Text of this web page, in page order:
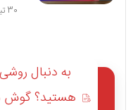
30 تیر, 1405
به دنبال
هستید؟ گوش